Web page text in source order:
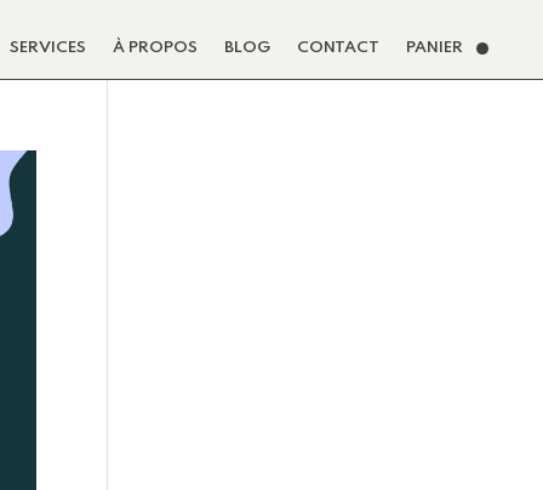
SERVICES À PROPOS BLOG CONTACT PANIER